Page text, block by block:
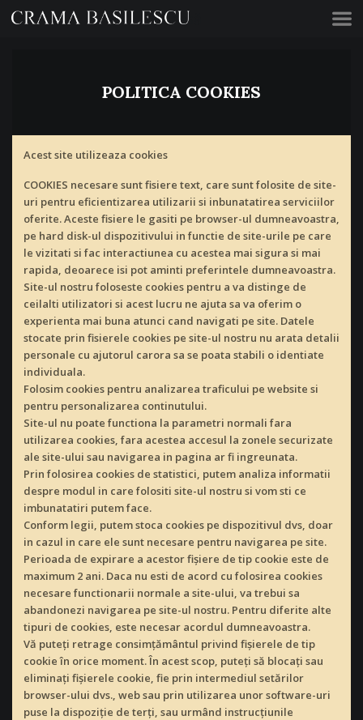
Acasă
POLITICA COOKIES
Acest site utilizeaza cookies
COOKIES necesare sunt fisiere text, care sunt folosite de site-
uri pentru eficientizarea utilizarii si inbunatatirea serviciilor
oferite. Aceste fisiere le gasiti pe browser-ul dumneavoastra,
pe hard disk-ul dispozitivului in functie de site-urile pe care
le vizitati si fac interactiunea cu acestea mai sigura si mai
rapida, deoarece isi pot aminti preferintele dumneavoastra.
Site-ul nostru foloseste cookies pentru a va distinge de
ceilalti utilizatori si acest lucru ne ajuta sa va oferim o
experienta mai buna atunci cand navigati pe site. Datele
stocate prin fisierele cookies pe site-ul nostru nu arata detalii
personale cu ajutorul carora sa se poata stabili o identiate
individuala.
Folosim cookies pentru analizarea traficului pe website si
pentru personalizarea continutului.
Site-ul nu poate functiona la parametri normali fara
utilizarea cookies, fara acestea accesul la zonele securizate
ale site-ului sau navigarea in pagina ar fi ingreunata.
Prin folosirea cookies de statistici, putem analiza informatii
despre modul in care folositi site-ul nostru si vom sti ce
imbunatatiri putem face.
Conform legii, putem stoca cookies pe dispozitivul dvs, doar
in cazul in care ele sunt necesare pentru navigarea pe site.
Perioada de expirare a acestor fișiere de tip cookie este de
maximum 2 ani. Daca nu esti de acord cu folosirea cookies
necesare functionarii normale a site-ului, va trebui sa
abandonezi navigarea pe site-ul nostru. Pentru diferite alte
tipuri de cookies, este necesar acordul dumneavoastra.
Vă puteți retrage consimțământul privind fișierele de tip
cookie în orice moment. În acest scop, puteţi să blocaţi sau
eliminaţi fişierele cookie, fie prin intermediul setărilor
browser-ului dvs., web sau prin utilizarea unor software-uri
puse la dispoziţie de terți, sau urmând instrucţiunile